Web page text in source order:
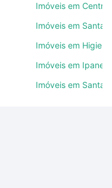
favoritos. Você
quantidade de
de garagem para
salão de
em doutor lossio -
Imóveis em Centro
Imóveis em
Imóveis em
Imóveis em
Imóveis em Santa